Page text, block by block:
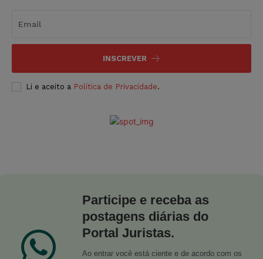
INSCREVER
Li e aceito a Política de Privacidade.
Participe e receba as
postagens diárias do
Portal Juristas.
Ao entrar você está ciente e de acordo com os